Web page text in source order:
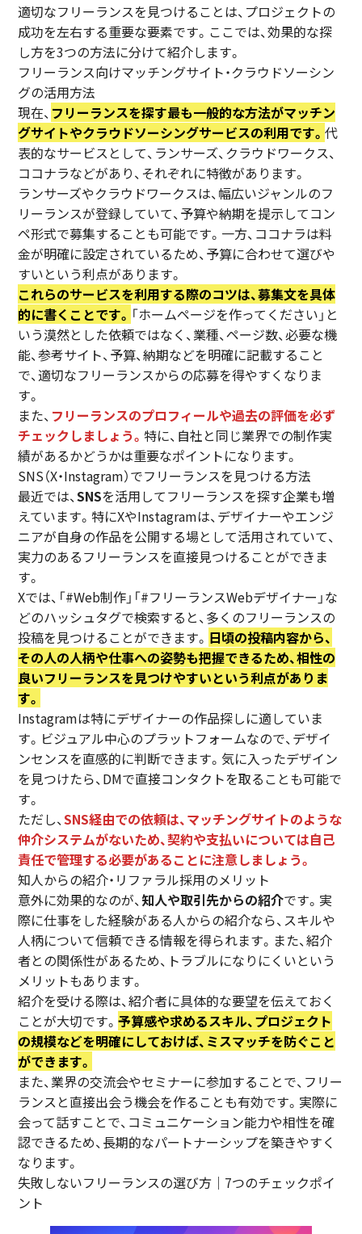
適切なフリーランスを見つけることは、プロジェクトの
成功を左右する重要な要素です。ここでは、効果的な探
し方を3つの方法に分けて紹介します。
フリーランス向けマッチングサイト・クラウドソーシン
グの活用方法
現在、 フリーランスを探す最も一般的な方法がマッチン
グサイトやクラウドソーシングサービスの利用です。代
表的なサービスとして、ランサーズ、クラウドワークス、
ココナラなどがあり、それぞれに特徴があります。
ランサーズやクラウドワークスは、幅広いジャンルのフ
リーランスが登録していて、予算や納期を提示してコン
ペ形式で募集することも可能です。一方、ココナラは料
金が明確に設定されているため、予算に合わせて選びや
すいという利点があります。
これらのサービスを利用する際のコツは、募集文を具体
的に書くことです。 「ホームページを作ってください」と
いう漠然とした依頼ではなく、業種、ページ数、必要な機
能、参考サイト、予算、納期などを明確に記載すること
で、適切なフリーランスからの応募を得やすくなりま
す。
また、 フリーランスのプロフィールや過去の評価を必ず
チェックしましょう。 特に、自社と同じ業界での制作実
績があるかどうかは重要なポイントになります。
SNS（X・Instagram）でフリーランスを見つける方法
最近では、SNSを活用してフリーランスを探す企業も増
えています。特にXやInstagramは、デザイナーやエンジ
ニアが自身の作品を公開する場として活用されていて、
実力のあるフリーランスを直接見つけることができま
す。
Xでは、「#Web制作」「#フリーランスWebデザイナー」な
どのハッシュタグで検索すると、多くのフリーランスの
投稿を見つけることができます。 日頃の投稿内容から、
その人の人柄や仕事への姿勢も把握できるため、相性の
良いフリーランスを見つけやすいという利点がありま
す。
Instagramは特にデザイナーの作品探しに適していま
す。ビジュアル中心のプラットフォームなので、デザイ
ンセンスを直感的に判断できます。気に入ったデザイン
を見つけたら、DMで直接コンタクトを取ることも可能で
す。
ただし、SNS経由での依頼は、マッチングサイトのような
仲介システムがないため、契約や支払いについては自己
責任で管理する必要があることに注意しましょう。
知人からの紹介・リファラル採用のメリット
意外に効果的なのが、 知人や取引先からの紹介です。実
際に仕事をした経験がある人からの紹介なら、スキルや
人柄について信頼できる情報を得られます。また、紹介
者との関係性があるため、トラブルになりにくいという
メリットもあります。
紹介を受ける際は、紹介者に具体的な要望を伝えておく
ことが大切です。予算感や求めるスキル、プロジェクト
の規模などを明確にしておけば、ミスマッチを防ぐこと
ができます。
また、業界の交流会やセミナーに参加することで、フリー
ランスと直接出会う機会を作ることも有効です。実際に
会って話すことで、コミュニケーション能力や相性を確
認できるため、長期的なパートナーシップを築きやすく
なります。
失敗しないフリーランスの選び方｜7つのチェックポイ
ント